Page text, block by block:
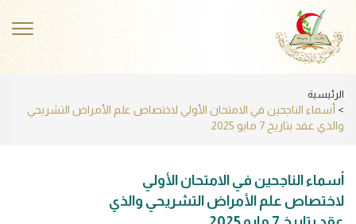
main
content
الرئيسية
أسماء الناجحين في الامتحان الأولي لاختصاص علم الأمراض التشريحي
والذي عقد بتاريخ 7 مايو 2025
أسماء الناجحين في الامتحان الأولي
لاختصاص علم الأمراض التشريحي والذي